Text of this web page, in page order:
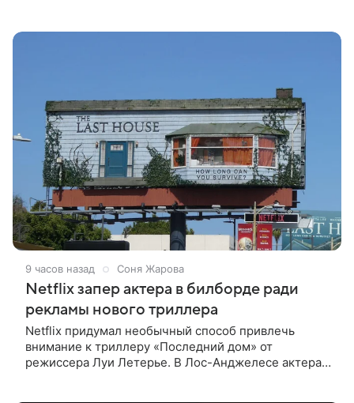
9 часов назад Соня Жарова
Netflix запер актера в билборде ради
рекламы нового триллера
Netflix придумал необычный способ привлечь
внимание к триллеру «Последний дом» от
режиссера Луи Летерье. В Лос-Анджелесе актера